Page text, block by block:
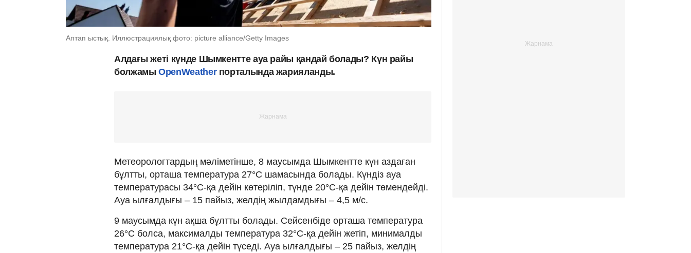
Аптап ыстық. Иллюстрациялық фото: picture alliance/Getty Images
Алдағы жеті күнде Шымкентте ауа райы қандай болады? Күн райы
болжамыOpenWeatherпорталында жарияланды.
Метеорологтардың мәліметінше, 8 маусымда Шымкентте күн аздаған
бұлтты, орташа температура 27°C шамасында болады. Күндіз ауа
температурасы 34°C-қа дейін көтеріліп, түнде 20°C-қа дейін төмендейді.
Ауа ылғалдығы – 15 пайыз, желдің жылдамдығы – 4,5 м/с.
9 маусымда күн ақша бұлтты болады. Сейсенбіде орташа температура
26°C болса, максималды температура 32°C-қа дейін жетіп, минималды
температура 21°C-қа дейін түседі. Ауа ылғалдығы – 25 пайыз, желдің